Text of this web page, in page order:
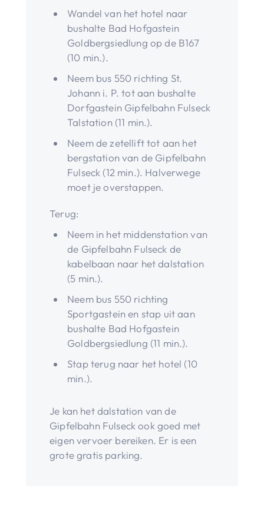
Wandel van het hotel naar
bushalte Bad Hofgastein
Goldbergsiedlung op de B167
(10 min.).
Neem bus 550 richting St.
Johann i. P. tot aan bushalte
Dorfgastein Gipfelbahn Fulseck
Talstation (11 min.).
Neem de zetellift tot aan het
bergstation van de Gipfelbahn
Fulseck (12 min.). Halverwege
moet je overstappen.
Terug:
Neem in het middenstation van
de Gipfelbahn Fulseck de
kabelbaan naar het dalstation
(5 min.).
Neem bus 550 richting
Sportgastein en stap uit aan
bushalte Bad Hofgastein
Goldbergsiedlung (11 min.).
Stap terug naar het hotel (10
min.).
Je kan het dalstation van de
Gipfelbahn Fulseck ook goed met
eigen vervoer bereiken. Er is een
grote gratis parking.